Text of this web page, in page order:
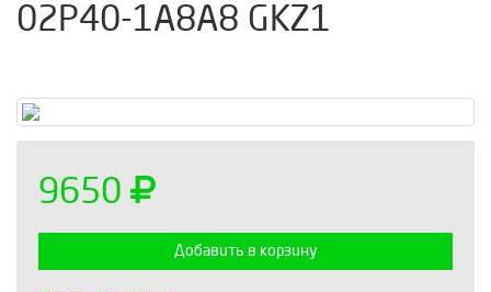
02Р40-1А8А8 GKZ1
9650
Добавить в корзину